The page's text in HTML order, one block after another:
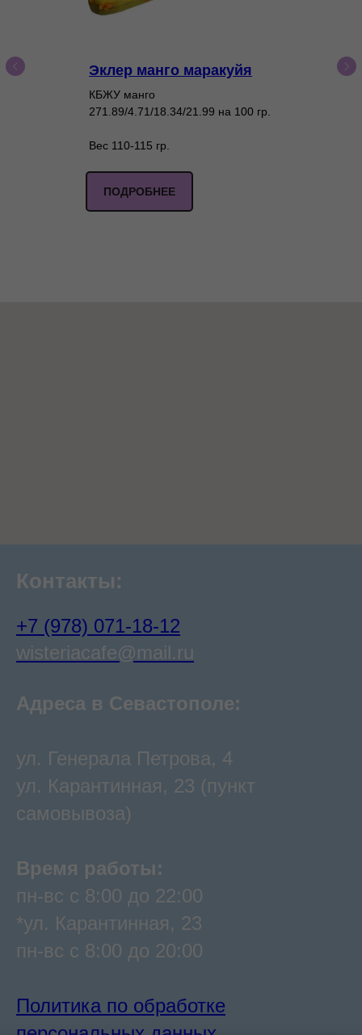
Эклер манго маракуйя
КБЖУ манго
271.89/4.71/18.34/21.99 на 100 гр.
Вес 110-115 гр.
ПОДРОБНЕЕ
Контакты:
+7 (978) 071-18-12
wisteriacafe@mail.ru
Адреса в Севастополе:
ул. Генерала Петрова, 4
ул. Карантинная, 23 (пункт
самовывоза)
Время работы:
пн-вс с 8:00 до 22:00
*ул. Карантинная, 23
пн-вс с 8:00 до 20:00
Политика по обработке